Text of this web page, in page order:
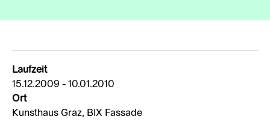
Laufzeit
15.12.2009 - 10.01.2010
Ort
Kunsthaus Graz, BIX Fassade